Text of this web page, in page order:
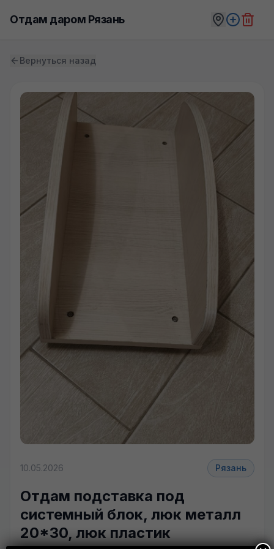
Отдам даром Рязань
Вернуться назад
10.05.2026 Рязань
Отдам подставка под
системный блок, люк металл
20*30, люк пластик